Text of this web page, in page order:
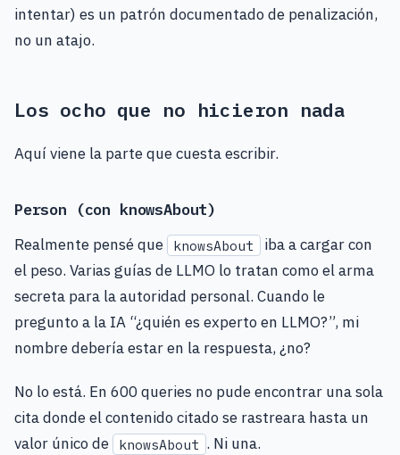
intentar) es un patrón documentado de penalización,
no un atajo.
Los ocho que no hicieron nada
Aquí viene la parte que cuesta escribir.
Person (con knowsAbout)
Realmente pensé que
knowsAbout
iba a cargar con
el peso. Varias guías de LLMO lo tratan como el arma
secreta para la autoridad personal. Cuando le
pregunto a la IA “¿quién es experto en LLMO?”, mi
nombre debería estar en la respuesta, ¿no?
No lo está. En 600 queries no pude encontrar una sola
cita donde el contenido citado se rastreara hasta un
valor único de
knowsAbout . Ni una.